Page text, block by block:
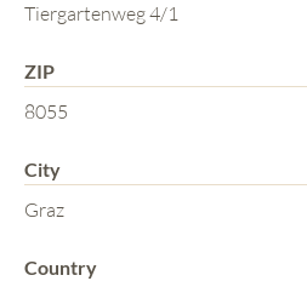
Tiergartenweg 4/1
ZIP
8055
City
Graz
Country